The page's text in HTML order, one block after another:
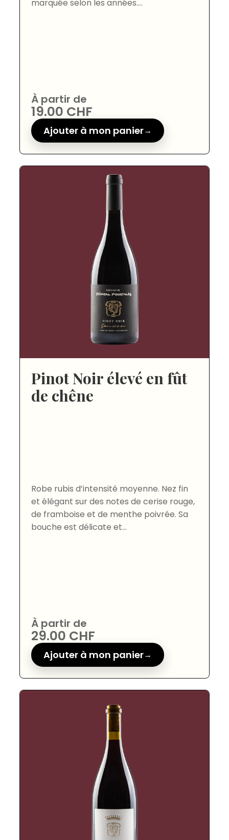
marquée selon les années....
À partir de
19.00 CHF
Ajouter à mon panier
Pinot Noir élevé en fût
de chêne
Robe rubis d’intensité moyenne. Nez fin
et élégant sur des notes de cerise rouge,
de framboise et de menthe poivrée. Sa
bouche est délicate et...
À partir de
29.00 CHF
Ajouter à mon panier